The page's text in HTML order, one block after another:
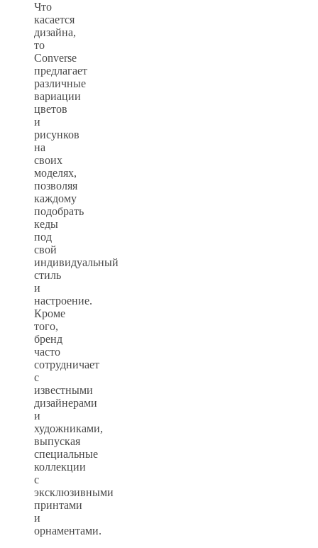
Что
касается
дизайна,
то
Converse
предлагает
различные
вариации
цветов
и
рисунков
на
своих
моделях,
позволяя
каждому
подобрать
кеды
под
свой
индивидуальный
стиль
и
настроение.
Кроме
того,
бренд
часто
сотрудничает
с
известными
дизайнерами
и
художниками,
выпуская
специальные
коллекции
с
эксклюзивными
принтами
и
орнаментами.